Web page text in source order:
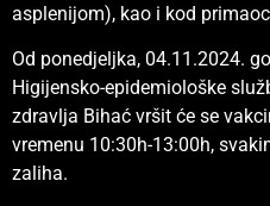
asplenijom), kao i kod
Od ponedjeljka, 04.11.2024.
Higijensko-epidemiološke
zdravlja Bihać vršit će se
vremenu 10:30h-13:00h,
zaliha.